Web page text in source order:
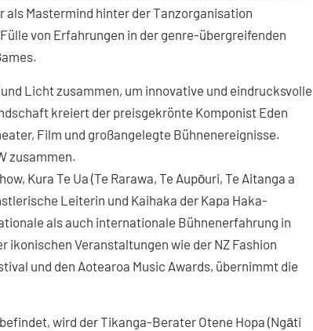
Mastermind hinter der Tanzorganisation
von Erfahrungen in der genre-übergreifenden
Licht zusammen, um innovative und eindrucksvolle
kreiert der preisgekrönte Komponist Eden
Film und großangelegte Bühnenereignisse.
zusammen.
Kura Te Ua (Te Rarawa, Te Aupōuri, Te Aitanga a
Leiterin und Kaihaka der Kapa Haka-
als auch internationale Bühnenerfahrung in
ikonischen Veranstaltungen wie der NZ Fashion
und den Aotearoa Music Awards, übernimmt die
wird der Tikanga-Berater Otene Hopa (Ngāti